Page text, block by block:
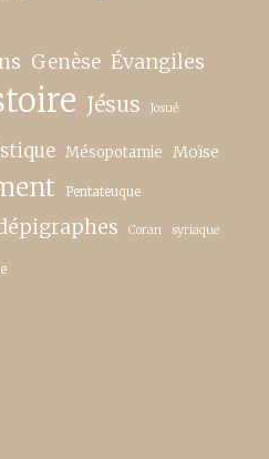
Genèse Évangiles
Jésus Josué
Mésopotamie Moïse
Pentateuque
Coran syriaque